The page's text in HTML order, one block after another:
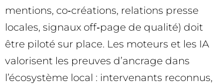
mentions, co‑créations, relations presse
locales, signaux off‑page de qualité) doit
être piloté sur place. Les moteurs et les IA
valorisent les preuves d’ancrage dans
l’écosystème local : intervenants reconnus,